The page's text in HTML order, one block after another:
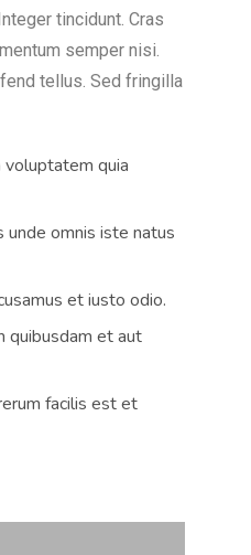
tincidunt. Cras
semper nisi.
tellus. Sed fringilla
voluptatem quia
unde omnis iste natus
et iusto odio.
quibusdam et aut
facilis est et